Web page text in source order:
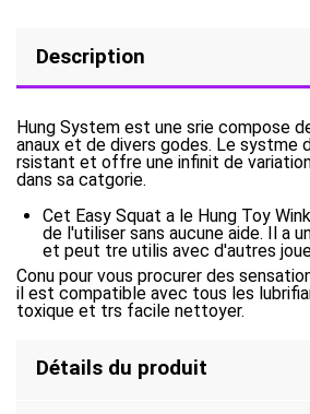
Description
Hung System est une srie compose
anaux et de divers godes. Le systme
rsistant et offre une infinit de
dans sa catgorie.
Cet Easy Squat a le Hung Toy
de l'utiliser sans aucune aide. Il a
et peut tre utilis avec d'autres
Conu pour vous procurer des
il est compatible avec tous les
toxique et trs facile nettoyer.
Détails du produit